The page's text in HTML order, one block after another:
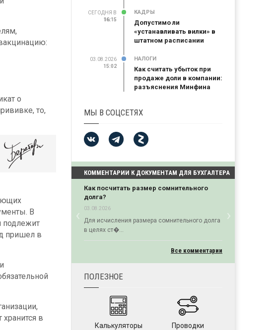
о
то,
В
подлежит
пришел в
в
СЕГОДНЯ В
16:15
16:15
КАДРЫ
Допустимо ли
«устанавливать вилки» в
штатном расписании
03.08.2026
15:02
НАЛОГИ
Как считать убыток при
продаже доли в компании:
разъяснения Минфина
МЫ В СОЦСЕТЯХ
КОММЕНТАРИИ К ДОКУМЕНТАМ ДЛЯ БУХГАЛТЕРА
Как посчитать размер сомнительного
долга?
03.08.2026
Для исчисления размера сомнительного долга
в целях ст�...
‹Previous ›Next
Все комментарии
ПОЛЕЗНОЕ
Калькуляторы Проводки